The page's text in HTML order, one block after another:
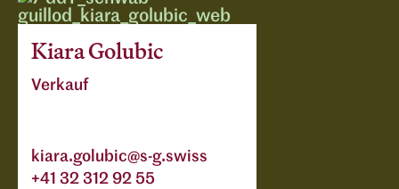
Kiara Golubic
Verkauf
kiara.golubic@s-g.swiss
+41 32 312 92 55